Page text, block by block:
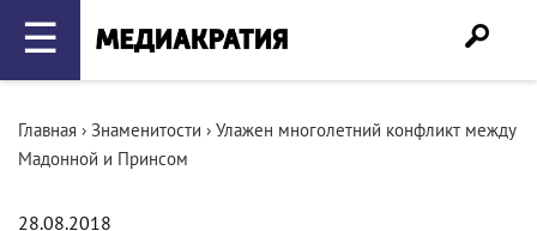
☰
Главная › Знаменитости › Улажен многолетний конфликт между
Мадонной и Принсом
28.08.2018